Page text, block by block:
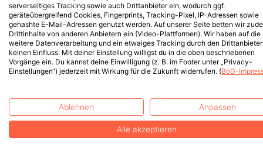
serverseitiges Tracking sowie auch Drittanbieter ein, wodurch ggf.
geräteübergreifend Cookies, Fingerprints, Tracking-Pixel, IP-Adressen sowie
gehashte E-Mail-Adressen genutzt werden. Auf unserer Seite betten wir
Drittinhalte von anderen Anbietern ein (Video-Plattformen). Wir haben auf die
weitere Datenverarbeitung und ein etwaiges Tracking durch den Drittanbieter
keinen Einfluss. Mit deiner Einstellung willigst du in die oben beschriebenen
Vorgänge ein. Du kannst deine Einwilligung (z. B. im Footer unter „Privacy-
Einstellungen“) jederzeit mit Wirkung für die Zukunft widerrufen. (BoD-
Ablehnen Anpassen
Alle akzeptieren